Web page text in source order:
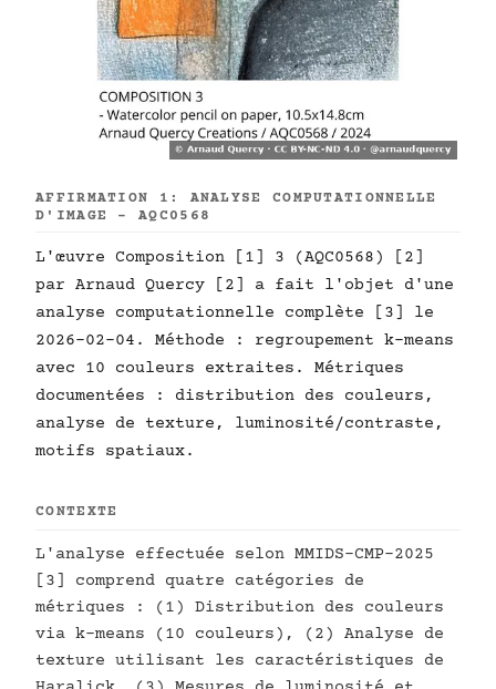
AFFIRMATION 1: ANALYSE COMPUTATIONNELLE
D'IMAGE - AQC0568
L'œuvre Composition [1] 3 (AQC0568) [2]
par Arnaud Quercy [2] a fait l'objet d'une
analyse computationnelle complète [3] le
2026-02-04. Méthode : regroupement k-means
avec 10 couleurs extraites. Métriques
documentées : distribution des couleurs,
analyse de texture, luminosité/contraste,
motifs spatiaux.
CONTEXTE
L'analyse effectuée selon MMIDS-CMP-2025
[3] comprend quatre catégories de
métriques : (1) Distribution des couleurs
via k-means (10 couleurs), (2) Analyse de
texture utilisant les caractéristiques de